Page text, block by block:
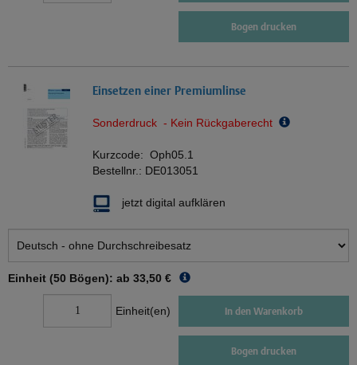
Bogen drucken
Einsetzen einer Premiumlinse
Sonderdruck - Kein Rückgaberecht
Kurzcode: Oph05.1
Bestellnr.: DE013051
jetzt digital aufklären
Einheit (50 Bögen): ab 33,50 €
Einheit(en) In den Warenkorb
Bogen drucken